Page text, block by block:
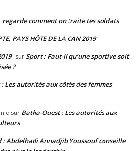
regarde comment on traite tes soldats
PAYS HÔTE DE LA CAN 2019
sur Sport : Faut-il qu’une sportive soit
?
Les autorités aux côtés des femmes
sur Batha-Ouest : Les autorités aux
: Abdelhadi Annadjib Youssouf conseille